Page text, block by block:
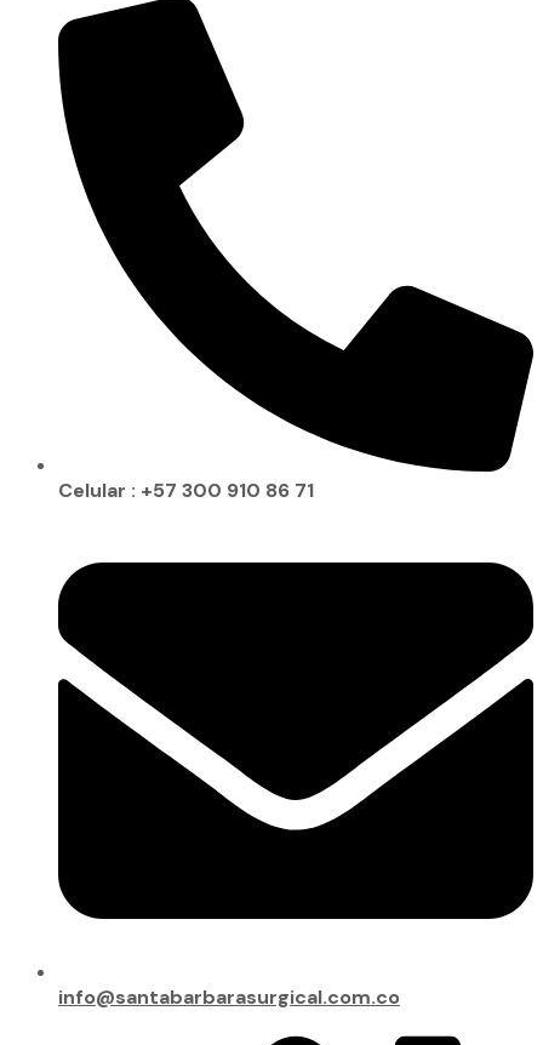
Celular : +57 300 910 86 71
info@santabarbarasurgical.com.co